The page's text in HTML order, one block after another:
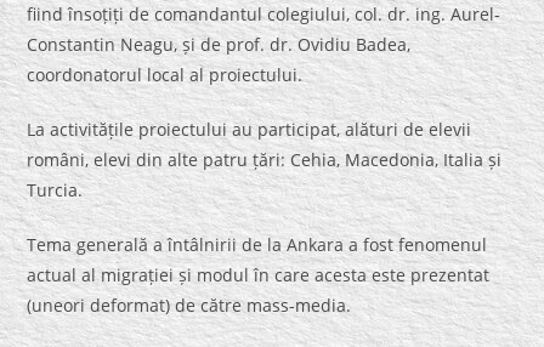
fiind însoțiți de comandantul colegiului, col. dr. ing. Aurel-
Constantin Neagu, și de prof. dr. Ovidiu Badea,
coordonatorul local al proiectului.
La activitățile proiectului au participat, alături de elevii
români, elevi din alte patru țări: Cehia, Macedonia, Italia și
Turcia.
Tema generală a întâlnirii de la Ankara a fost fenomenul
actual al migrației și modul în care acesta este prezentat
(uneori deformat) de către mass-media.